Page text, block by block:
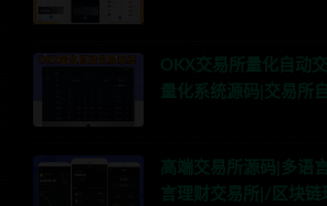
OKX交易所量化自动
量化系统源码|交易所
高端交易所源码|多语
言理财交易所|/区块链